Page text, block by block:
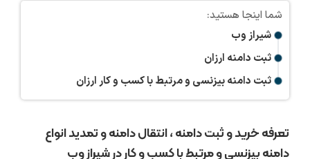
شیراز وب
ثبت دامنه ارزان
ثبت دامنه بیزنسی و مرتبط با کسب و کار ارزان
تعرفه خرید و ثبت دامنه ، انتقال دامنه و تمدید انواع
دامنه بیزنسی و مرتبط با کسب و کار در شیراز وب